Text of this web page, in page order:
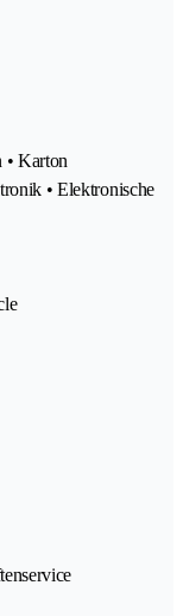
• Karton
• Elektronische